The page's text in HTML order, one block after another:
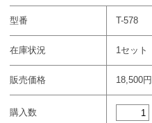
型番 T-578
在庫状況 1セット
販売価格 18,500円
購入数